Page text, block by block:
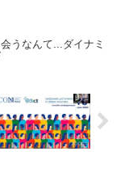
うなんて...ダイナミ